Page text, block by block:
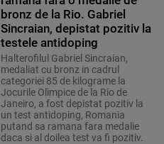
bronz de la Rio. Gabriel
Sincraian, depistat pozitiv la
testele antidoping
Halterofilul Gabriel Sincraian,
medaliat cu bronz in cadrul
categoriei 85 de kilograme la
Jocurile Olimpice de la Rio de
Janeiro, a fost depistat pozitiv la
un test antidoping, Romania
putand sa ramana fara medalie
daca si al doilea test va fi pozitiv.